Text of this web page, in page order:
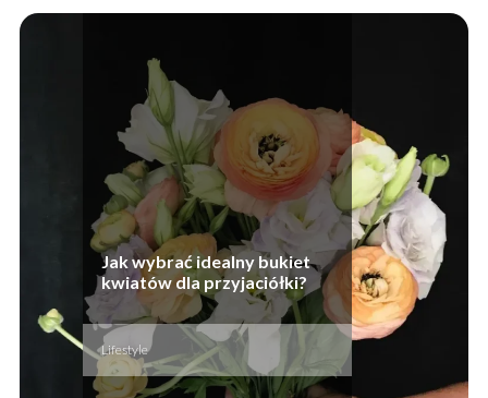
Jak wybrać idealny bukiet
kwiatów dla przyjaciółki?
Lifestyle